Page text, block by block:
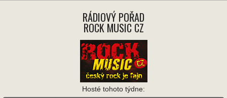
RÁDIOVÝ POŘAD
ROCK MUSIC CZ
Hosté tohoto týdne: